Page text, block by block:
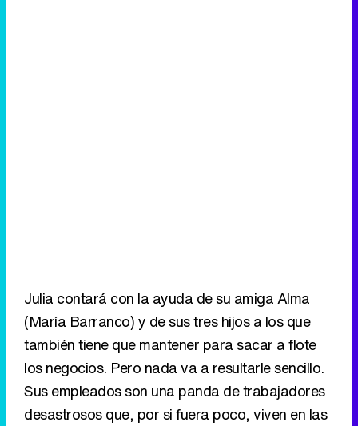
Julia contará con la ayuda de su amiga Alma
(María Barranco) y de sus tres hijos a los que
también tiene que mantener para sacar a flote
los negocios. Pero nada va a resultarle sencillo.
Sus empleados son una panda de trabajadores
desastrosos que, por si fuera poco, viven en las